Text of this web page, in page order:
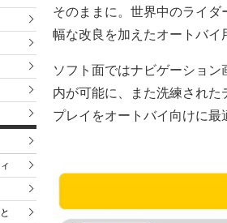
そのままに。世界中のライ
幅な改良を加えたオートバイ
ソフト面ではナビゲーショ
内が可能に、また洗練され
プレイをオートバイ向けに最